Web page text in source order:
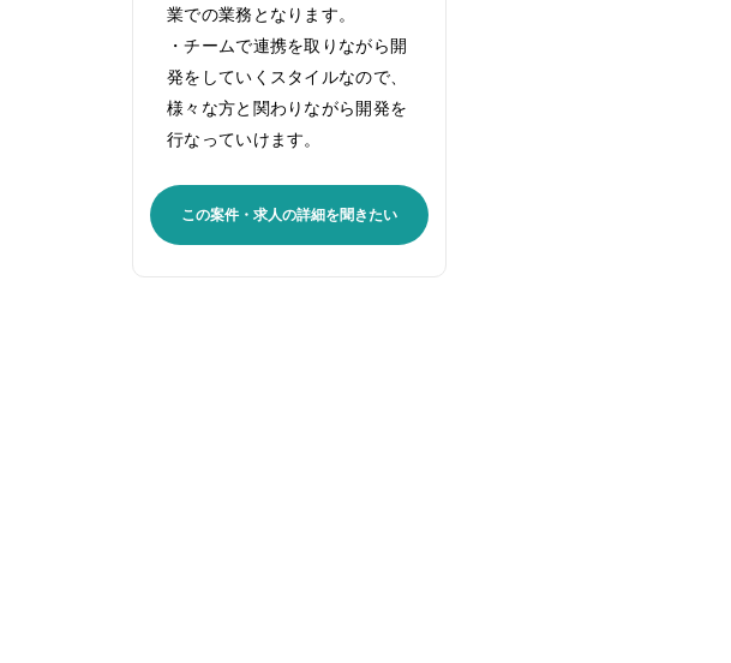
業での業務となります。
・チームで連携を取りながら開
発をしていくスタイルなので、
様々な方と関わりながら開発を
行なっていけます。
この案件・求人の詳細を聞きたい